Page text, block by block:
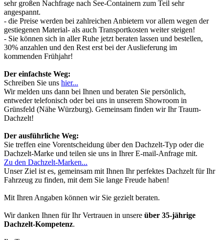
sehr großen Nachfrage nach See-Containern zum Teil sehr
angespannt.
- die Preise werden bei zahlreichen Anbietern vor allem wegen der
gestiegenen Material- als auch Transportkosten weiter steigen!
- Sie können sich in aller Ruhe jetzt beraten lassen und bestellen,
30% anzahlen und den Rest erst bei der Auslieferung im
kommenden Frühjahr!
Der einfachste Weg:
Schreiben Sie uns hier...
Wir melden uns dann bei Ihnen und beraten Sie persönlich,
entweder telefonisch oder bei uns in unserem Showroom in
Grünsfeld (Nähe Würzburg). Gemeinsam finden wir Ihr Traum-
Dachzelt!
Der ausführliche Weg:
Sie treffen eine Vorentscheidung über den Dachzelt-Typ oder die
Dachzelt-Marke und teilen sie uns in Ihrer E-mail-Anfrage mit.
Zu den Dachzelt-Marken...
Unser Ziel ist es, gemeinsam mit Ihnen Ihr perfektes Dachzelt für Ihr
Fahrzeug zu finden, mit dem Sie lange Freude haben!
Mit Ihren Angaben können wir Sie gezielt beraten.
Wir danken Ihnen für Ihr Vertrauen in unsere über 35-jährige
Dachzelt-Kompetenz.